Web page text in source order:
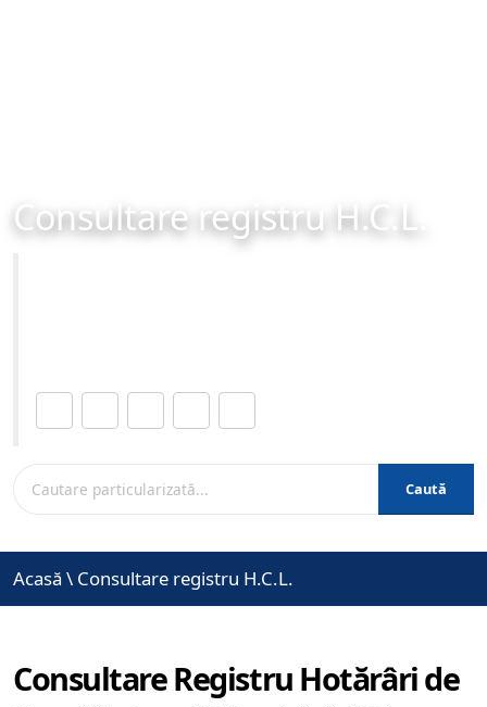
Consultare registru H.C.L.
Caută
Acasă \ Consultare registru H.C.L.
Consultare Registru Hotărâri de